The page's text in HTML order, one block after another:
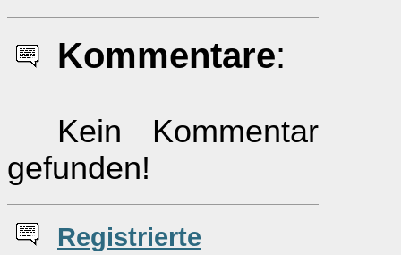
Kommentare:
Kein Kommentar
gefunden!
Registrierte